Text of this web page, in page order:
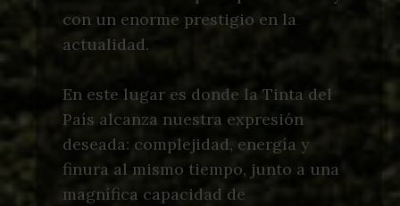
con un enorme prestigio en la
actualidad.
En este lugar es donde la Tinta del
País alcanza nuestra expresión
deseada: complejidad, energía y
finura al mismo tiempo, junto a una
magnífica capacidad de